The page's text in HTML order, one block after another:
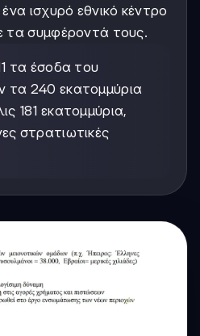
ισχυρό εθνικό κέντρο
τα συμφέροντά τους.
τα έσοδα του
τα 240 εκατομμύρια
181 εκατομμύρια,
στρατιωτικές